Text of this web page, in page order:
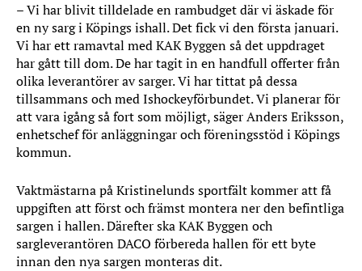
– Vi har blivit tilldelade en rambudget där vi äskade för
en ny sarg i Köpings ishall. Det fick vi den första januari.
Vi har ett ramavtal med KAK Byggen så det uppdraget
har gått till dom. De har tagit in en handfull offerter från
olika leverantörer av sarger. Vi har tittat på dessa
tillsammans och med Ishockeyförbundet. Vi planerar för
att vara igång så fort som möjligt, säger Anders Eriksson,
enhetschef för anläggningar och föreningsstöd i Köpings
kommun.
Vaktmästarna på Kristinelunds sportfält kommer att få
uppgiften att först och främst montera ner den befintliga
sargen i hallen. Därefter ska KAK Byggen och
sargleverantören DACO förbereda hallen för ett byte
innan den nya sargen monteras dit.